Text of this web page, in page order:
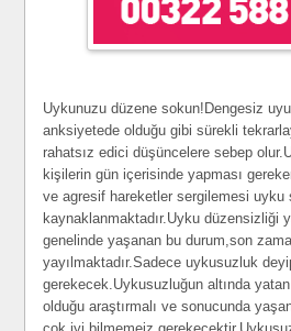
Uykunuzu düzene sokun!Dengesiz
anksiyetede olduğu gibi sürekli
rahatsız edici düşüncelere sebep
kişilerin gün içerisinde yapması
ve agresif hareketler sergilemesi uyku
kaynaklanmaktadır.Uyku düzensizliği
genelinde yaşanan bu durum,son
yayılmaktadır.Sadece uykusuzluk
gerekecek.Uykusuzluğun altında
olduğu araştırmalı ve sonucunda